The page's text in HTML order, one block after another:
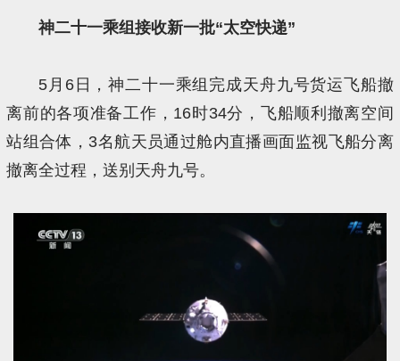
神二十一乘组接收新一批“太空快递”
5月6日，神二十一乘组完成天舟九号货运飞船撤
离前的各项准备工作，16时34分，飞船顺利撤离空间
站组合体，3名航天员通过舱内直播画面监视飞船分离
撤离全过程，送别天舟九号。